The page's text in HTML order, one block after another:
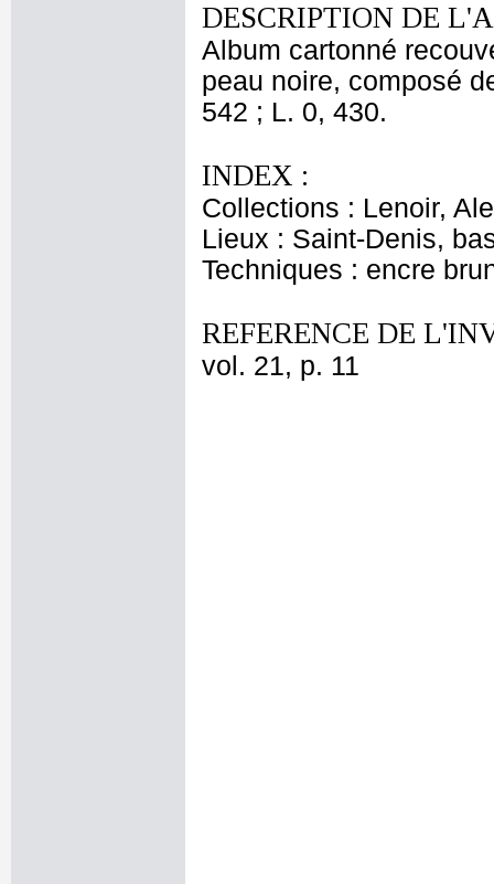
DESCRIPTION DE
Album cartonné
peau noire, composé
542 ; L. 0, 430.
INDEX :
Collections : Lenoir,
Lieux : Saint-Denis,
Techniques : encre
REFERENCE DE
vol. 21, p. 11